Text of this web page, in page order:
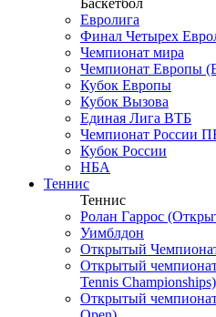
Баскетбол
Евролига
Финал Четырех
Чемпионат мира
Чемпионат Европы
Кубок Европы
Кубок Вызова
Единая Лига ВТБ
Чемпионат России
Кубок России
НБА
Теннис
Теннис
Ролан Гаррос
Уимблдон
Открытый
Открытый
Tennis Championships)
Открытый